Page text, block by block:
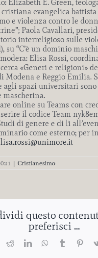
Elizabeth E. Green,
evangelica battista
e violenza contro le
Paola Cavallari,
interreligioso sulle
su “C’è un dominio
Elisa Rossi,
«Generi e religioni»
Modena e Reggio Emilia.
agli spazi universitari
mascherina.
online su Teams con
il codice Team
di genere e di lì
come esterno; per
| Cristianesimo
questo
preferisci ...
RedditLinkedInWhatsApp
Tumblr